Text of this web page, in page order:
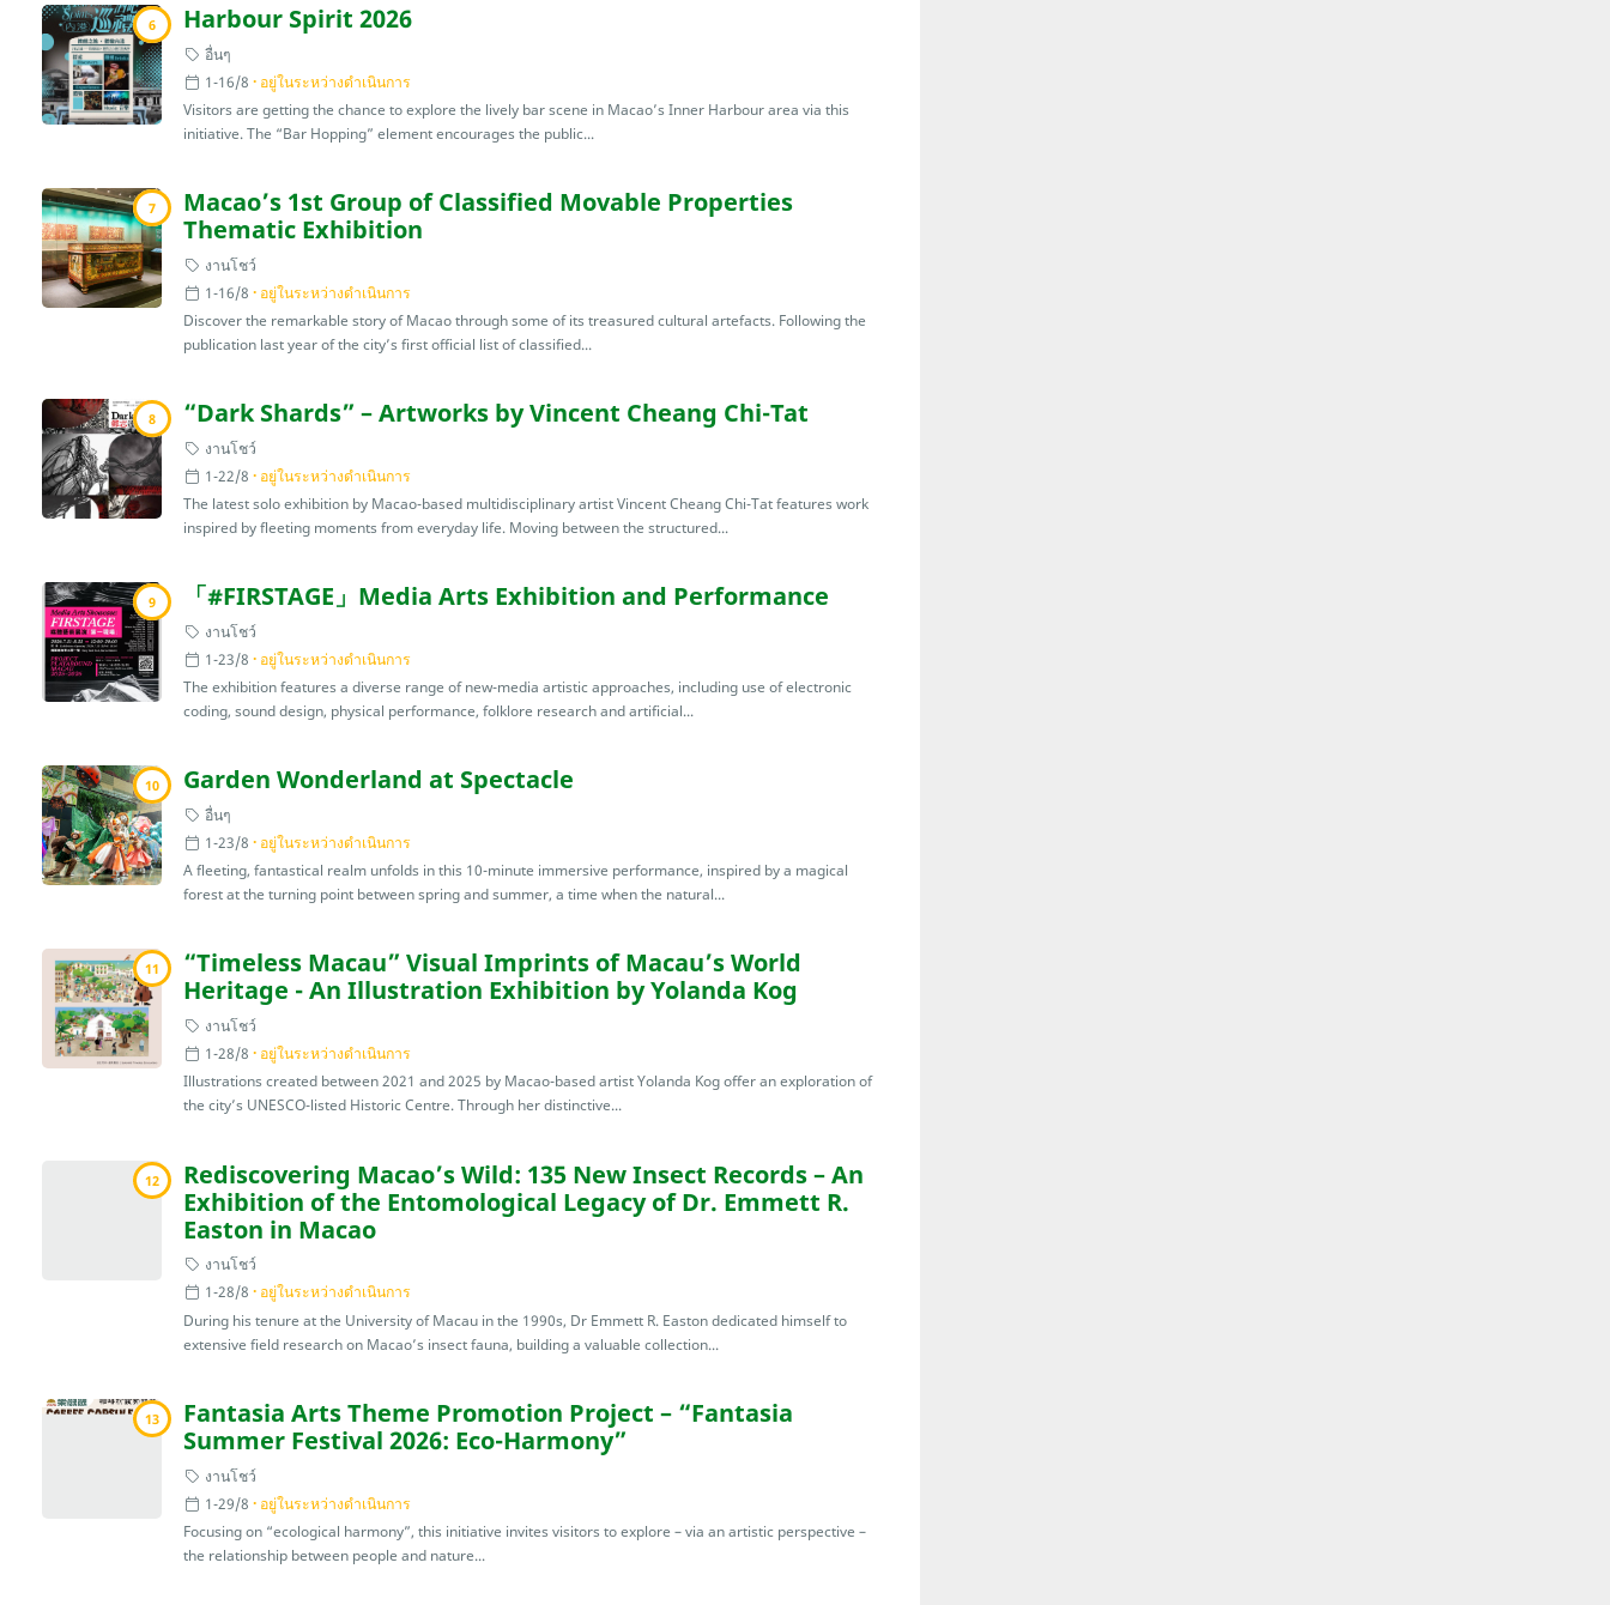
6 Harbour Spirit 2026
อื่นๆ
1-16/8 อยู่ในระหว่างดำเนินการ
Visitors are getting the chance to explore the lively bar scene in Macao’s Inner Harbour area via this
initiative. The “Bar Hopping” element encourages the public...
7
Macao’s 1st Group of Classified Movable Properties
Thematic Exhibition
งานโชว์
1-16/8 อยู่ในระหว่างดำเนินการ
Discover the remarkable story of Macao through some of its treasured cultural artefacts. Following the
publication last year of the city’s first official list of classified...
8 “Dark Shards” – Artworks by Vincent Cheang Chi-Tat
งานโชว์
1-22/8 อยู่ในระหว่างดำเนินการ
The latest solo exhibition by Macao-based multidisciplinary artist Vincent Cheang Chi-Tat features work
inspired by fleeting moments from everyday life. Moving between the structured...
9 「#FIRSTAGE」Media Arts Exhibition and Performance
งานโชว์
1-23/8 อยู่ในระหว่างดำเนินการ
The exhibition features a diverse range of new-media artistic approaches, including use of electronic
coding, sound design, physical performance, folklore research and artificial...
10 Garden Wonderland at Spectacle
อื่นๆ
1-23/8 อยู่ในระหว่างดำเนินการ
A fleeting, fantastical realm unfolds in this 10-minute immersive performance, inspired by a magical
forest at the turning point between spring and summer, a time when the natural...
11
“Timeless Macau” Visual Imprints of Macau’s World
Heritage - An Illustration Exhibition by Yolanda Kog
งานโชว์
1-28/8 อยู่ในระหว่างดำเนินการ
Illustrations created between 2021 and 2025 by Macao-based artist Yolanda Kog offer an exploration of
the city’s UNESCO-listed Historic Centre. Through her distinctive...
12
Rediscovering Macao’s Wild: 135 New Insect Records – An
Exhibition of the Entomological Legacy of Dr. Emmett R.
Easton in Macao
งานโชว์
1-28/8 อยู่ในระหว่างดำเนินการ
During his tenure at the University of Macau in the 1990s, Dr Emmett R. Easton dedicated himself to
extensive field research on Macao’s insect fauna, building a valuable collection...
13
Fantasia Arts Theme Promotion Project – “Fantasia
Summer Festival 2026: Eco-Harmony”
งานโชว์
1-29/8 อยู่ในระหว่างดำเนินการ
Focusing on “ecological harmony”, this initiative invites visitors to explore – via an artistic perspective –
the relationship between people and nature...